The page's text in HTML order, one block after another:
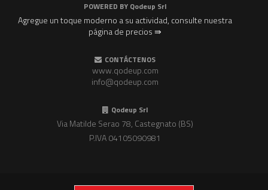
POWERED BY Qodeup Srl
Agregue un toque moderno a su actividad, consulte nuestra
página de precios ⇛
CONTÁCTENOS
www.qodeup.com
info@qodeup.com
Qodeup Srl
Via Matilde Serao 78, Castegnato (BS)
P.IVA 04105090981